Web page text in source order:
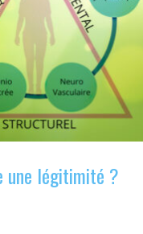
une légitimité ?